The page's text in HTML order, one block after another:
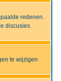
redenen.
discusies.
te wijzigen